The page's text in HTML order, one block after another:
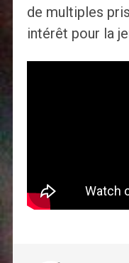
de multiples
intérêt pour la